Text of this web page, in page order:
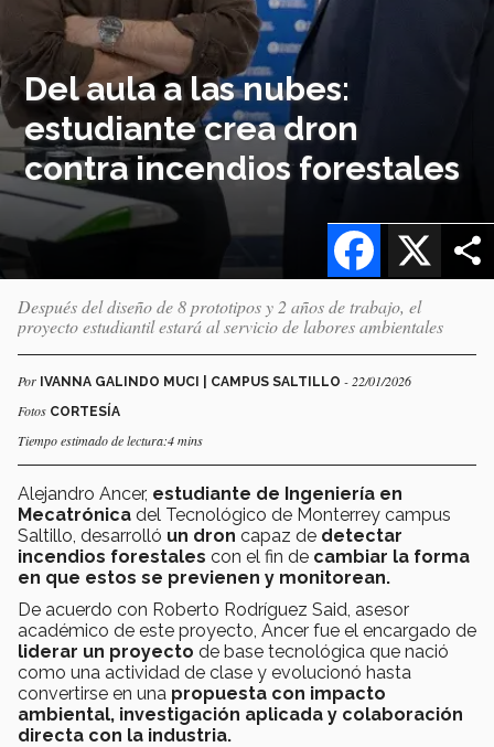
Del aula a las nubes:
estudiante crea dron
contra incendios forestales
X
Facebook
Después del diseño de 8 prototipos y 2 años de trabajo, el
proyecto estudiantil estará al servicio de labores ambientales
Por IVANNA GALINDO MUCI | CAMPUS SALTILLO - 22/01/2026
Fotos CORTESÍA
Tiempo estimado de lectura:4 mins
Alejandro Ancer, estudiante de Ingeniería en
Mecatrónica del Tecnológico de Monterrey campus
Saltillo, desarrolló un dron capaz de detectar
incendios forestales con el fin de cambiar la forma
en que estos se previenen y monitorean.
De acuerdo con Roberto Rodríguez Said, asesor
académico de este proyecto, Ancer fue el encargado de
liderar un proyecto de base tecnológica que nació
como una actividad de clase y evolucionó hasta
convertirse en una propuesta con impacto
ambiental, investigación aplicada y colaboración
directa con la industria.